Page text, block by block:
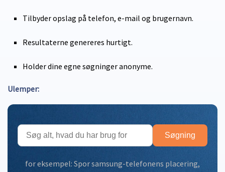
Tilbyder opslag på telefon, e-mail og brugernavn.
Resultaterne genereres hurtigt.
Holder dine egne søgninger anonyme.
Ulemper:
Søgning
for eksempel: Spor samsung-telefonens placering,